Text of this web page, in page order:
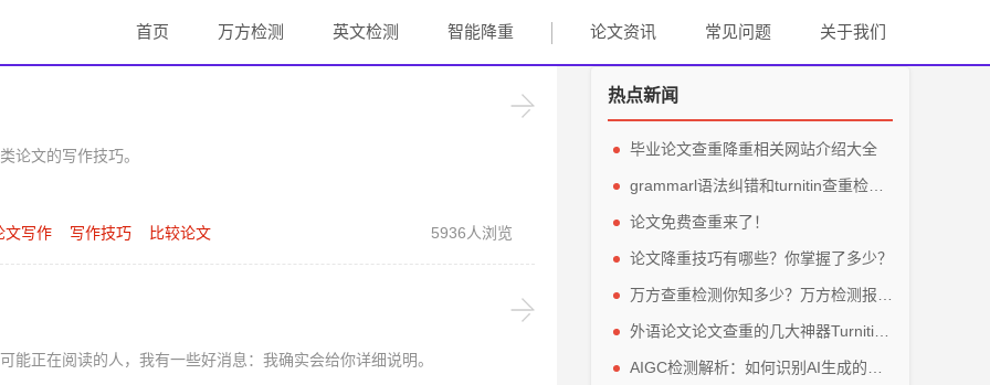
首页 万方检测 英文检测 智能降重 论文资讯 常见问题 关于我们
论文的写作技巧。
文写作 写作技巧 比较论文 5936人浏览
正在阅读的人，我有一些好消息：我确实会给你详细说明。
热点新闻
毕业论文查重降重相关网站介绍大全
论文免费查重来了！
论文降重技巧有哪些？你掌握了多少？